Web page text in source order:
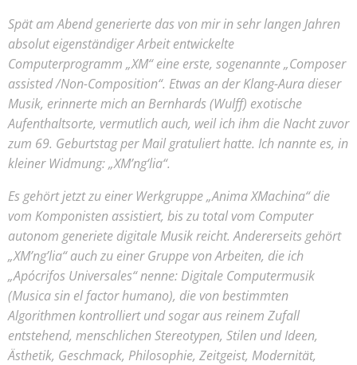
Spät am Abend generierte das von mir in sehr langen Jahren
absolut eigenständiger Arbeit entwickelte
Computerprogramm „XM“ eine erste, sogenannte „Composer
assisted /Non-Composition“. Etwas an der Klang-Aura dieser
Musik, erinnerte mich an Bernhards (Wulff) exotische
Aufenthaltsorte, vermutlich auch, weil ich ihm die Nacht zuvor
zum 69. Geburtstag per Mail gratuliert hatte. Ich nannte es, in
kleiner Widmung: „XM’ng‘lia“.
Es gehört jetzt zu einer Werkgruppe „Anima XMachina“ die
vom Komponisten assistiert, bis zu total vom Computer
autonom generiete digitale Musik reicht. Andererseits gehört
„XM’ng’lia“ auch zu einer Gruppe von Arbeiten, die ich
„Apócrifos Universales“ nenne: Digitale Computermusik
(Musica sin el factor humano), die von bestimmten
Algorithmen kontrolliert und sogar aus reinem Zufall
entstehend, menschlichen Stereotypen, Stilen und Ideen,
Ästhetik, Geschmack, Philosophie, Zeitgeist, Modernität,